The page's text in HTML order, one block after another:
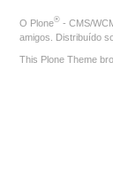
O Plone® - CMS/
amigos. Distribuído
This Plone Theme